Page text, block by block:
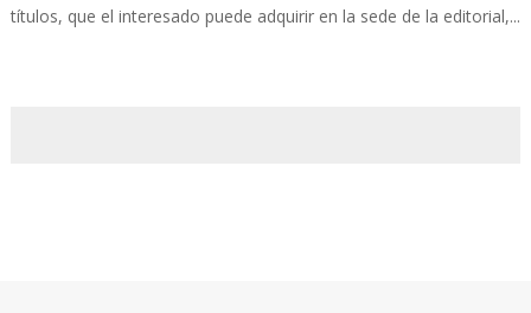
títulos, que el interesado puede adquirir en la sede de la editorial,...